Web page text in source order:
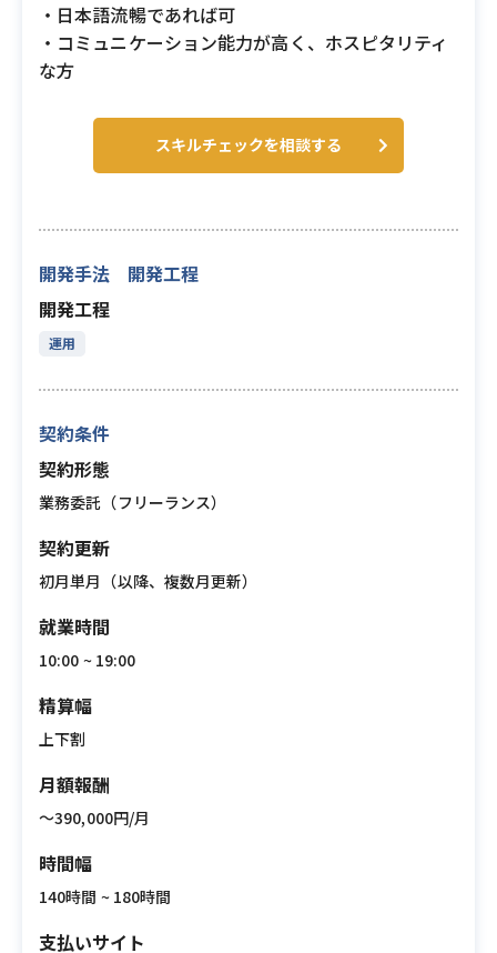
・日本語流暢であれば可
・コミュニケーション能力が高く、ホスピタリティ
な方
スキルチェックを相談する
開発手法 開発工程
開発工程
運用
契約条件
契約形態
業務委託（フリーランス）
契約更新
初月単月（以降、複数月更新）
就業時間
10:00 ~ 19:00
精算幅
上下割
月額報酬
〜390,000円/月
時間幅
140時間 ~ 180時間
支払いサイト